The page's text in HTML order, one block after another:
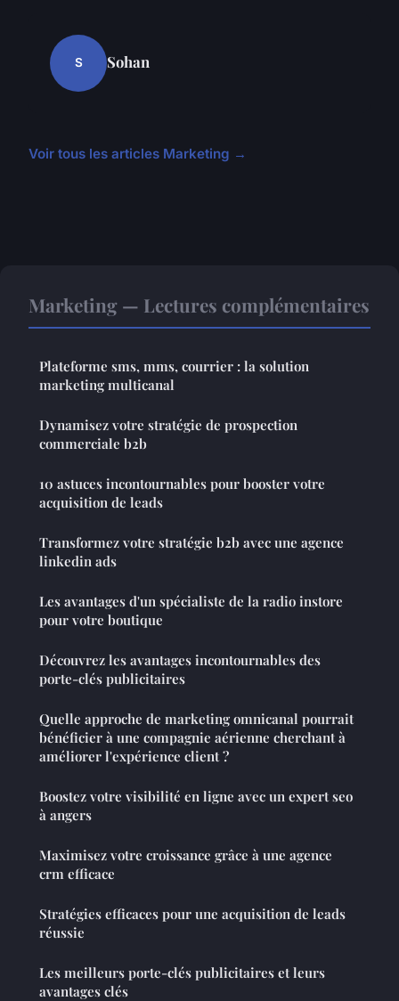
S Sohan
Voir tous les articles Marketing →
Marketing — Lectures complémentaires
Plateforme sms, mms, courrier : la solution
marketing multicanal
Dynamisez votre stratégie de prospection
commerciale b2b
10 astuces incontournables pour booster votre
acquisition de leads
Transformez votre stratégie b2b avec une agence
linkedin ads
Les avantages d'un spécialiste de la radio instore
pour votre boutique
Découvrez les avantages incontournables des
porte-clés publicitaires
Quelle approche de marketing omnicanal pourrait
bénéficier à une compagnie aérienne cherchant à
améliorer l'expérience client ?
Boostez votre visibilité en ligne avec un expert seo
à angers
Maximisez votre croissance grâce à une agence
crm efficace
Stratégies efficaces pour une acquisition de leads
réussie
Les meilleurs porte-clés publicitaires et leurs
avantages clés